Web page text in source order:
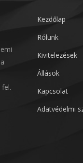
Kezdőlap
Rólunk
Kivitelezések
Állások
Kapcsolat
Adatvédelmi